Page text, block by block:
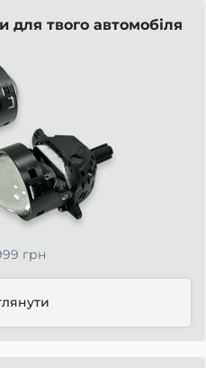
для твого автомобіля
грн